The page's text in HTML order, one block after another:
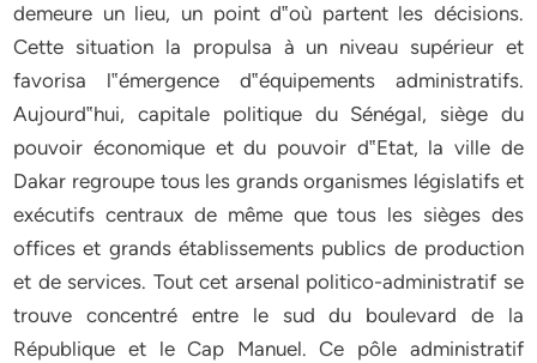
demeure un lieu, un point d‟où partent les décisions.
Cette situation la propulsa à un niveau supérieur et
favorisa l‟émergence d‟équipements administratifs.
Aujourd‟hui, capitale politique du Sénégal, siège du
pouvoir économique et du pouvoir d‟Etat, la ville de
Dakar regroupe tous les grands organismes législatifs et
exécutifs centraux de même que tous les sièges des
offices et grands établissements publics de production
et de services. Tout cet arsenal politico-administratif se
trouve concentré entre le sud du boulevard de la
République et le Cap Manuel. Ce pôle administratif